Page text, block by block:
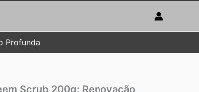
Profunda
Scrub 200g: Renovação